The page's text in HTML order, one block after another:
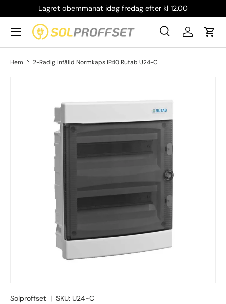
Hoppa till innehållet
Lagret obemmanat idag fredag efter kl 12.00
Sök
Produkttyp
Sök Logga in
Meny
Hem 2-Radig Infälld Normkaps IP40 Rutab U24-C
Solproffset | SKU: U24-C